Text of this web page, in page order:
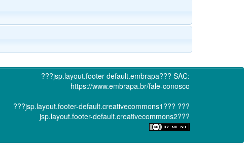
???jsp.layout.footer-default.embrapa??? SAC:
https://www.embrapa.br/fale-conosco
???jsp.layout.footer-default.creativecommons1??? ???
jsp.layout.footer-default.creativecommons2???